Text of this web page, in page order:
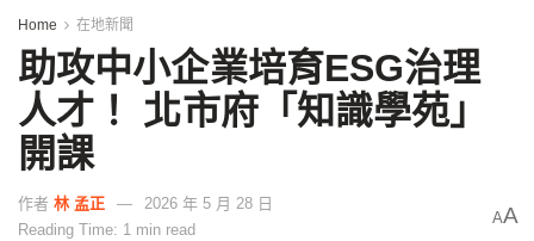
Home 在地新聞
助攻中小企業培育ESG治理
人才！ 北市府「知識學苑」
開課
作者 林 孟正
2026 年 5 月 28 日
Reading Time: 1 min read
AA